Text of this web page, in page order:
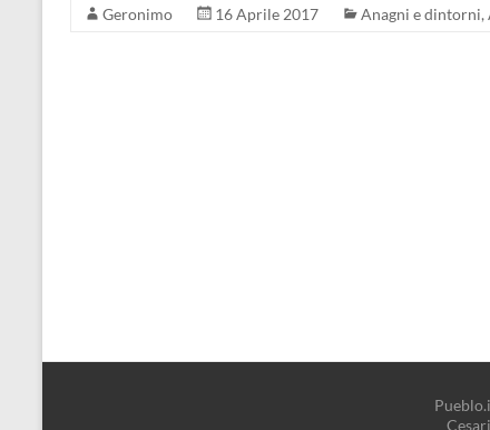
Geronimo 16 Aprile 2017 Anagni e dintorni,